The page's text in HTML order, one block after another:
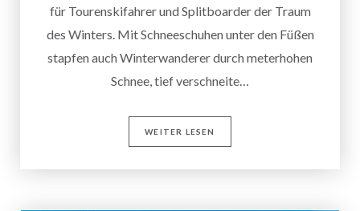
für Tourenskifahrer und Splitboarder der Traum
des Winters. Mit Schneeschuhen unter den Füßen
stapfen auch Winterwanderer durch meterhohen
Schnee, tief verschneite…
WEITER LESEN